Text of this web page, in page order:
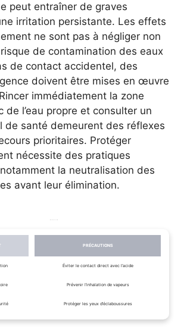
peut entraîner de graves
irritation persistante. Les effets
ne sont pas à négliger non
de contamination des eaux
de contact accidentel, des
doivent être mises en œuvre
immédiatement la zone
de l’eau propre et consulter un
de santé demeurent des réflexes
prioritaires. Protéger
nécessite des pratiques
la neutralisation des
avant leur élimination.
PRÉCAUTIONS
Éviter le contact direct avec l’acide
Prévenir l’inhalation de vapeurs
Protéger les yeux d’éclaboussures